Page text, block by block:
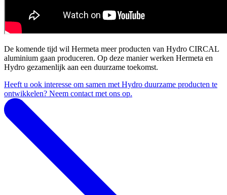
De komende tijd wil Hermeta meer producten van Hydro CIRCAL
aluminium gaan produceren. Op deze manier werken Hermeta en
Hydro gezamenlijk aan een duurzame toekomst.
Heeft u ook interesse om samen met Hydro duurzame producten te
ontwikkelen? Neem contact met ons op.